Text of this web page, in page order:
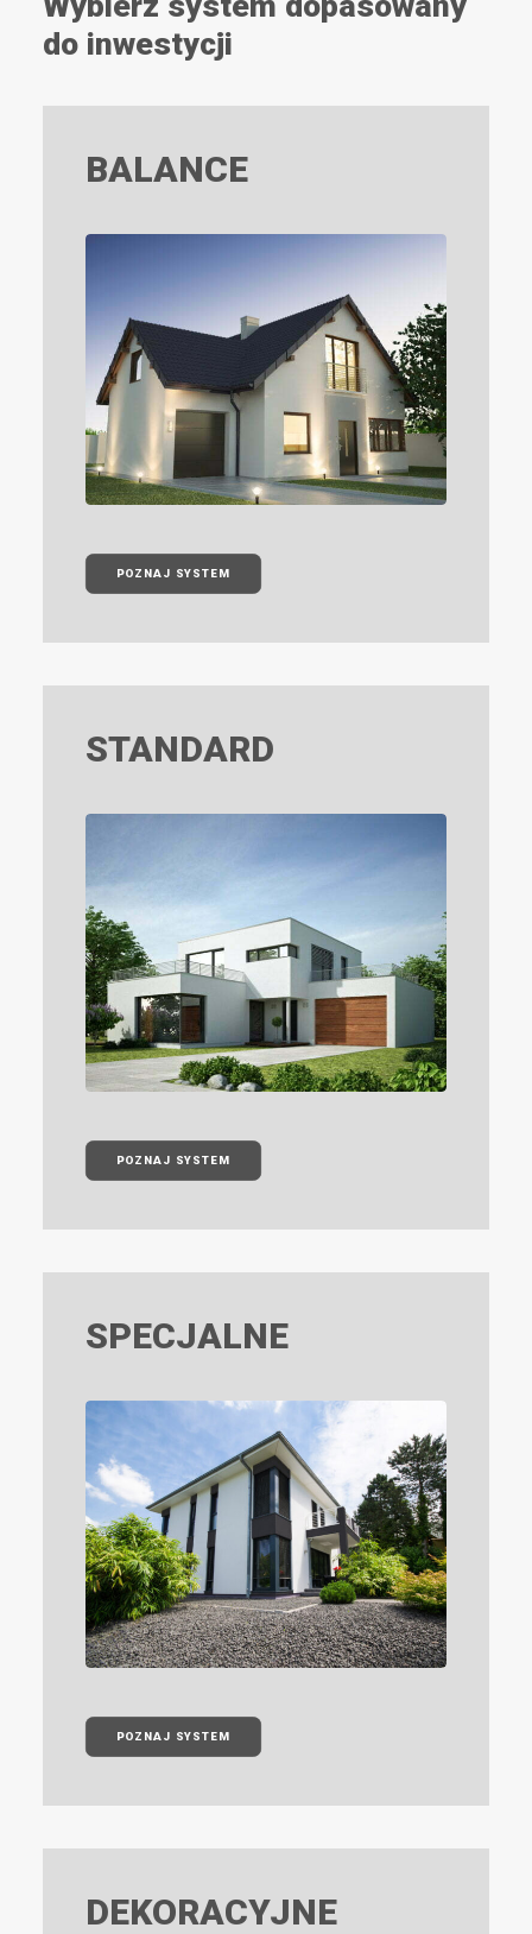
do inwestycji
BALANCE
POZNAJ SYSTEM
STANDARD
POZNAJ SYSTEM
SPECJALNE
POZNAJ SYSTEM
DEKORACYJNE